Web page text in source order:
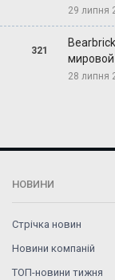
29 липня
321
мировой
28 липня
НОВИНИ
Стрічка новин
Новини компаній
ТОП-новини тижня